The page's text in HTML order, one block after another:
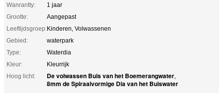
Wanrantty:
1 jaar
Grootte:
Aangepast
Leeftijdsgroep:Kinderen, Volwassenen
Gebied:
waterpark
Type:
Waterdia
Kleur:
Kleurrijk
Hoog licht:
De volwassen Buis van het Boemerangwater,
8mm de Spiraalvormige Dia van het Buiswater